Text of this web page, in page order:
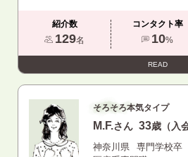
紹介数
129名
コンタクト率
10%
READ
そろそろ本気タイプ
M.F.さん 33歳（入
神奈川県
専門学校卒